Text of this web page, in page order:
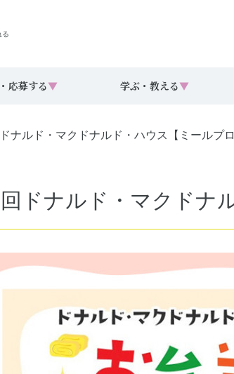
る
応募する▼ 学ぶ・教える▼
ナルド・マクドナルド・ハウス【ミールプロ
ドナルド・マクドナ